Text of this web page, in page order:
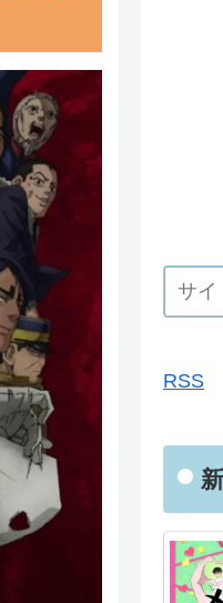
相互RSS
RSS